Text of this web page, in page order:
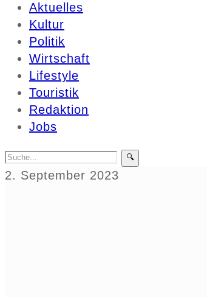
Aktuelles
Kultur
Politik
Wirtschaft
Lifestyle
Touristik
Redaktion
Jobs
🔍
2. September 2023